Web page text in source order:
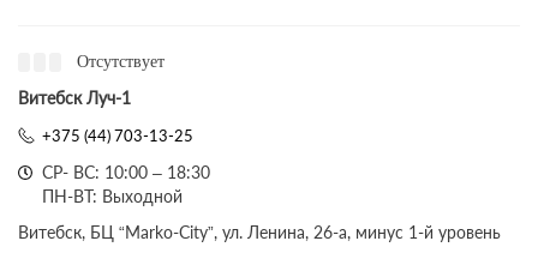
Отсутствует
Витебск Луч-1
+375 (44) 703-13-25
СР- ВС: 10:00 – 18:30
ПН-ВТ: Выходной
Витебск, БЦ “Marko-City”, ул. Ленина, 26-а, минус 1-й уровень